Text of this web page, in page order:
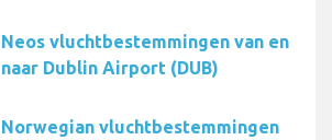
Neos vluchtbestemmingen van en
naar Dublin Airport (DUB)
Norwegian vluchtbestemmingen